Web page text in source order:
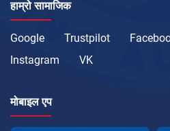
हाम्रो सामाजिक
Google Trustpilot
Instagram
VK
मोबाइल एप